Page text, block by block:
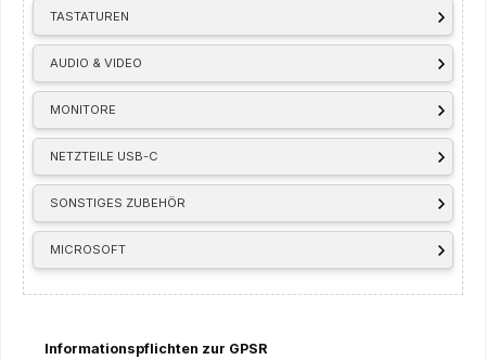
TASTATUREN
AUDIO & VIDEO
MONITORE
NETZTEILE USB-C
SONSTIGES ZUBEHÖR
MICROSOFT
Informationspflichten zur GPSR